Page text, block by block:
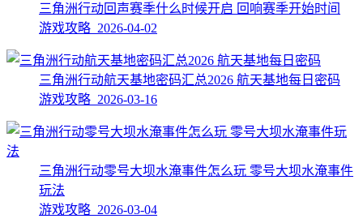
三角洲行动回声赛季什么时候开启 回响赛季开始时间
游戏攻略 2026-04-02
三角洲行动航天基地密码汇总2026 航天基地每日密码
游戏攻略 2026-03-16
三角洲行动零号大坝水淹事件怎么玩 零号大坝水淹事件
玩法
游戏攻略 2026-03-04